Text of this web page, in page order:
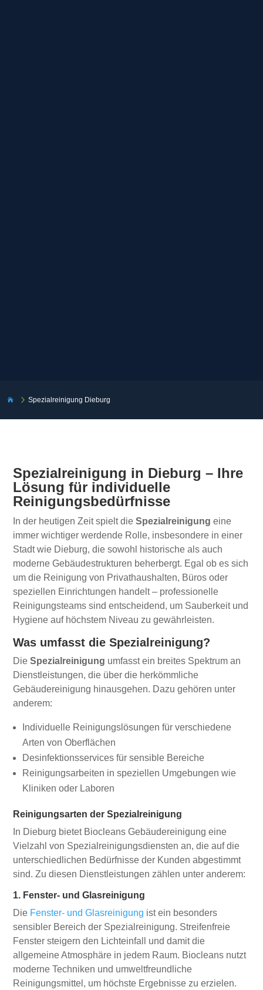
 5Spezialreinigung Dieburg
Spezialreinigung in Dieburg – Ihre
Lösung für individuelle
Reinigungsbedürfnisse
In der heutigen Zeit spielt dieSpezialreinigung eine
immer wichtiger werdende Rolle, insbesondere in einer
Stadt wie Dieburg, die sowohl historische als auch
moderne Gebäudestrukturen beherbergt. Egal ob es sich
um die Reinigung von Privathaushalten, Büros oder
speziellen Einrichtungen handelt – professionelle
Reinigungsteams sind entscheidend, um Sauberkeit und
Hygiene auf höchstem Niveau zu gewährleisten.
Was umfasst die Spezialreinigung?
DieSpezialreinigung umfasst ein breites Spektrum an
Dienstleistungen, die über die herkömmliche
Gebäudereinigung hinausgehen. Dazu gehören unter
anderem:
Individuelle Reinigungslösungen für verschiedene
Arten von Oberflächen
Desinfektionsservices für sensible Bereiche
Reinigungsarbeiten in speziellen Umgebungen wie
Kliniken oder Laboren
Reinigungsarten der Spezialreinigung
In Dieburg bietet Biocleans Gebäudereinigung eine
Vielzahl von Spezialreinigungsdiensten an, die auf die
unterschiedlichen Bedürfnisse der Kunden abgestimmt
sind. Zu diesen Dienstleistungen zählen unter anderem:
1. Fenster- und Glasreinigung
Die Fenster- und Glasreinigung ist ein besonders
sensibler Bereich der Spezialreinigung. Streifenfreie
Fenster steigern den Lichteinfall und damit die
allgemeine Atmosphäre in jedem Raum. Biocleans nutzt
moderne Techniken und umweltfreundliche
Reinigungsmittel, um höchste Ergebnisse zu erzielen.